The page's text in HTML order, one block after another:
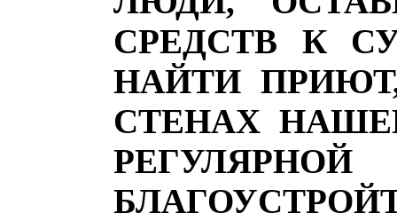
СРЕДСТВ К
НАЙТИ
СТЕНАХ